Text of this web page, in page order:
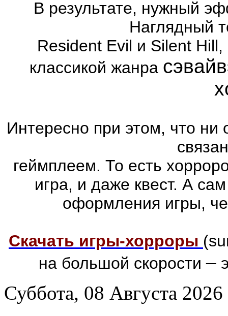
В результате, нужный
Наглядный
Resident Evil и Silent
классикой жанра
Интересно при этом, что ни
геймплеем. То есть
игра, и даже квест. А
оформления игры,
Скачать игры-хорроры
на большой скорости–
Суббота, 08 Августа 2026